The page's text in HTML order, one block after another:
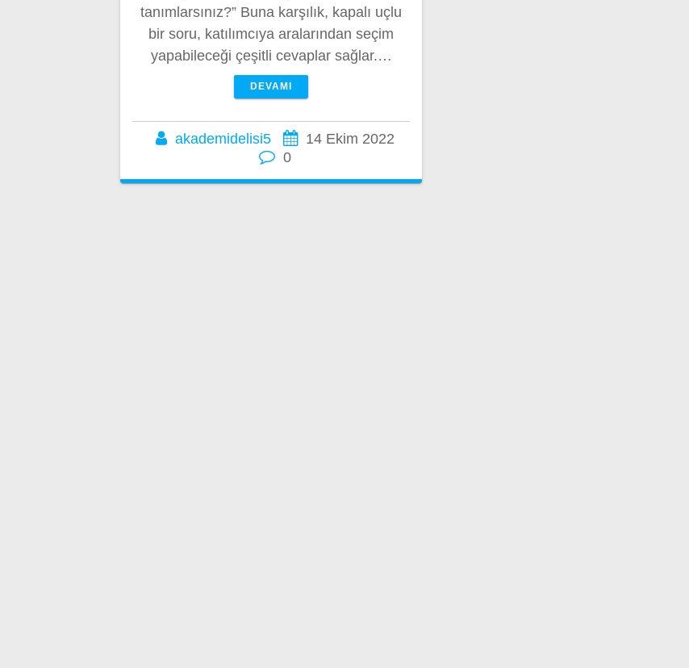
tanımlarsınız?” Buna karşılık, kapalı uçlu
bir soru, katılımcıya aralarından seçim
yapabileceği çeşitli cevaplar sağlar.…
DEVAMI
akademidelisi5
14 Ekim 2022
0